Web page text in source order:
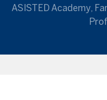
ASISTED Academy,